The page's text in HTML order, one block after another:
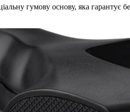
гумову основу, яка гарантує